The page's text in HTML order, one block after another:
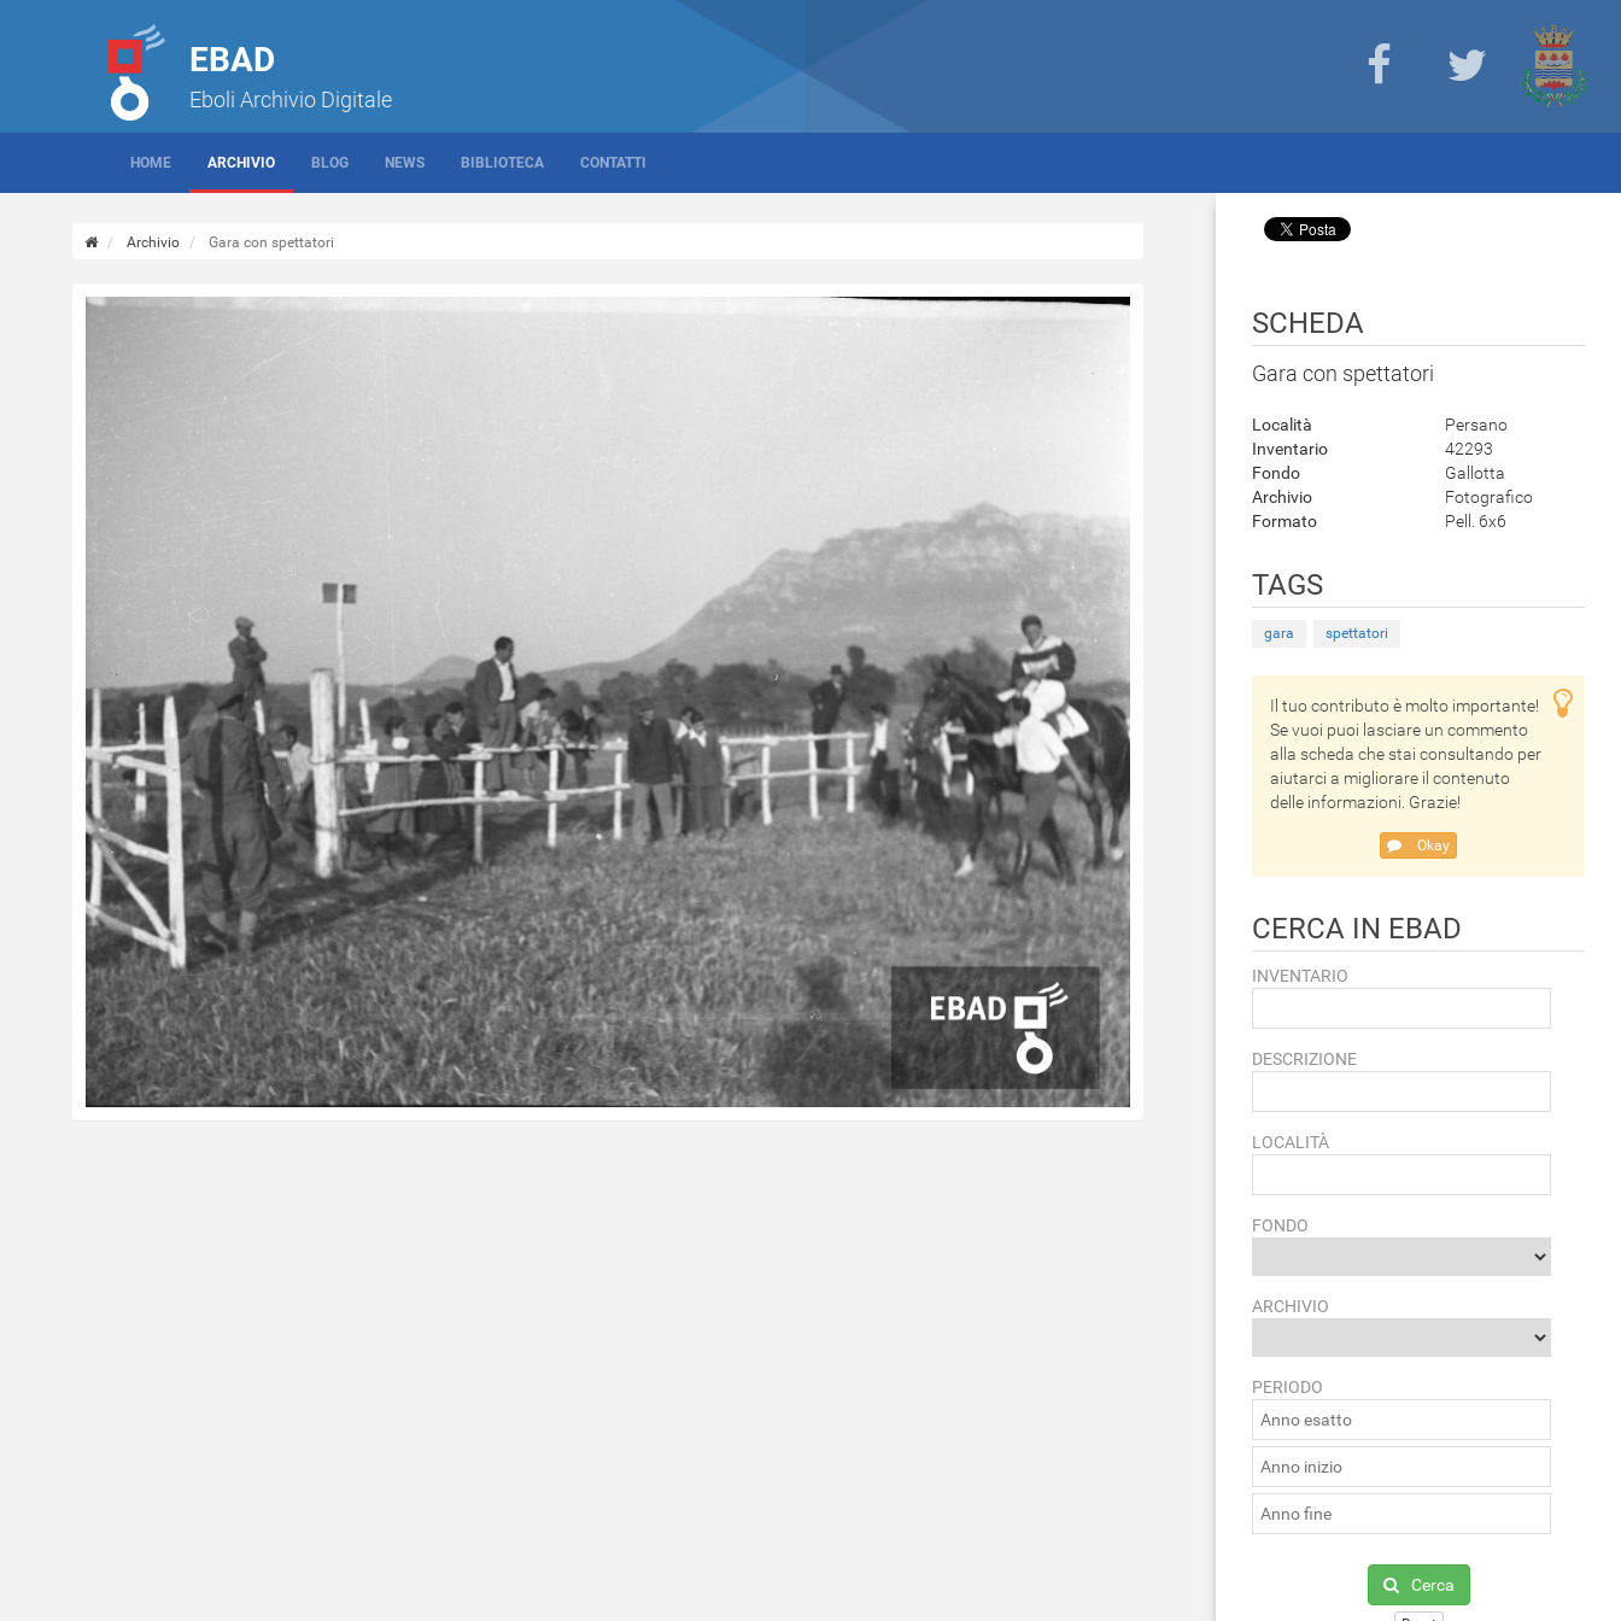
EBAD
Eboli Archivio Digitale
HOME ARCHIVIO BLOG NEWS BIBLIOTECA CONTATTI
Archivio Gara con spettatori
SCHEDA
Gara con spettatori
Località
Persano
Inventario
42293
Fondo
Gallotta
Archivio
Fotografico
Formato
Pell. 6x6
TAGS
gara spettatori
Il tuo contributo è molto importante!
Se vuoi puoi lasciare un commento
alla scheda che stai consultando per
aiutarci a migliorare il contenuto
delle informazioni. Grazie!
Okay
CERCA IN EBAD
INVENTARIO
DESCRIZIONE
LOCALITÀ
FONDO
ARCHIVIO
PERIODO
Cerca